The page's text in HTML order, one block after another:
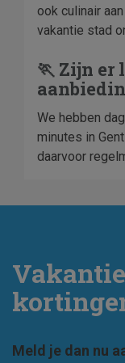
ook culinair
vakantie stad
🏃 Zijn er
We hebben
minutes in
daarvoor
Meld je dan nu